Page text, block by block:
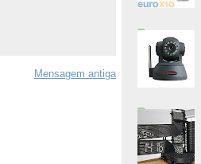
Mensagem antiga